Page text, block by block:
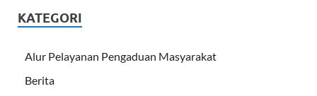
KATEGORI
Alur Pelayanan Pengaduan Masyarakat
Berita